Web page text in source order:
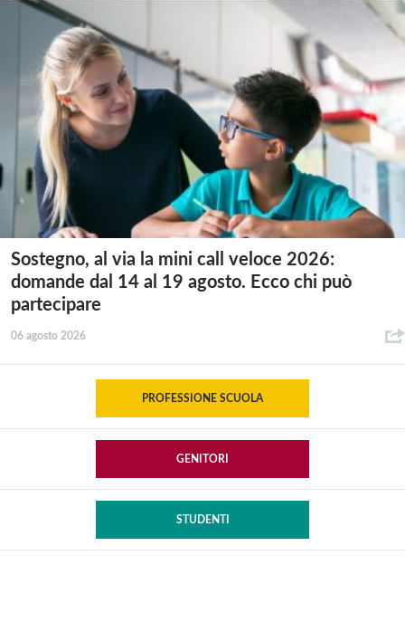
Sostegno, al via la mini call veloce 2026:
domande dal 14 al 19 agosto. Ecco chi può
partecipare
06 agosto 2026
PROFESSIONE SCUOLA
GENITORI
STUDENTI